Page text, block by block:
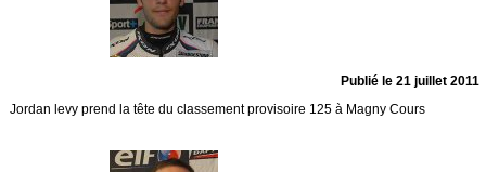
Publié le 21 juillet 2011
Jordan levy prend la tête du classement provisoire 125 à Magny Cours